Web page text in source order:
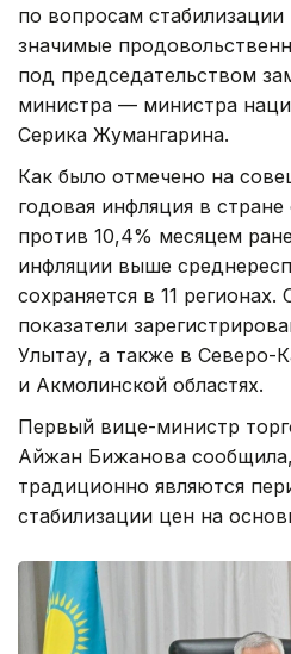
по вопросам
значимые
под председательством
министра — министра
Серика Жумангарина.
Как было отмечено на
годовая инфляция в стране
против 10,4% месяцем
инфляции выше
сохраняется в 11
показатели
Улытау, а также в Северо-
и Акмолинской областях.
Первый вице-министр
Айжан Бижанова
традиционно являются
стабилизации цен на